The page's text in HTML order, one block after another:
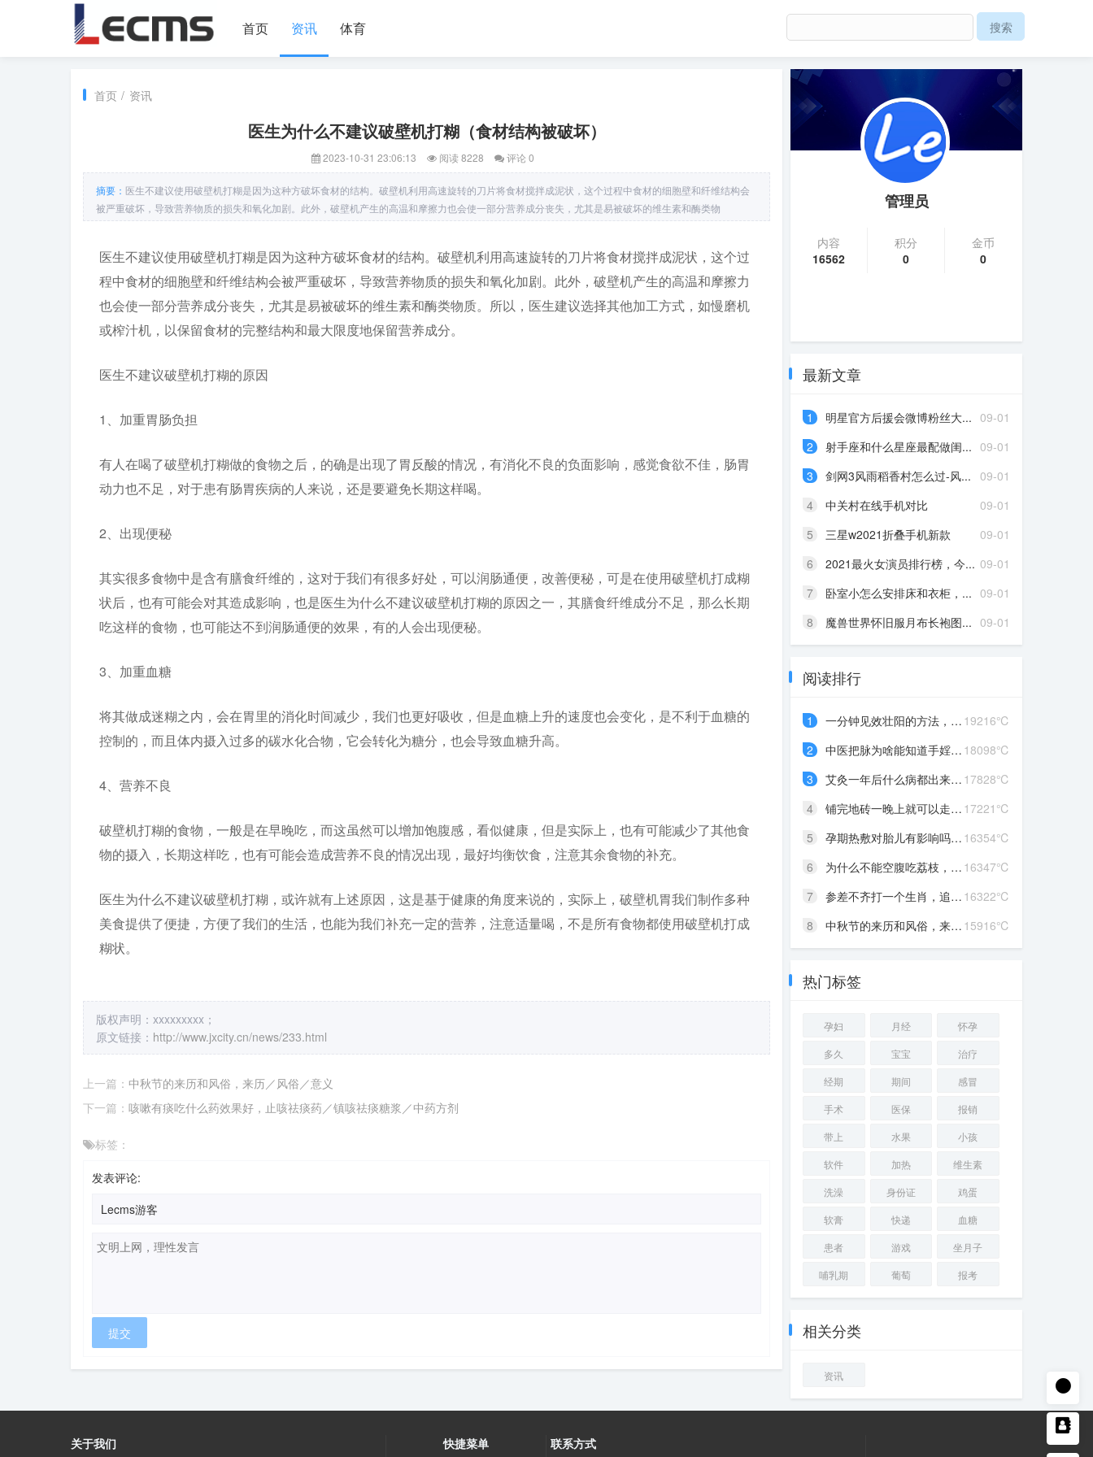
首页 资讯 体育
首页 / 资讯
医生为什么不建议破壁机打糊（食材结构被破坏）
2023-10-31 23:06:13 阅读 8228 评论 0
摘要： 医生不建议使用破壁机打糊是因为这种方破坏食材的结构。破壁机利用高速旋转的刀片将食材搅拌成泥状，这个过程中食材的细胞壁和纤维结构会
被严重破坏，导致营养物质的损失和氧化加剧。此外，破壁机产生的高温和摩擦力也会使一部分营养成分丧失，尤其是易被破坏的维生素和酶类物
医生不建议使用破壁机打糊是因为这种方破坏食材的结构。破壁机利用高速旋转的刀片将食材搅拌成泥状，这个过
程中食材的细胞壁和纤维结构会被严重破坏，导致营养物质的损失和氧化加剧。此外，破壁机产生的高温和摩擦力
也会使一部分营养成分丧失，尤其是易被破坏的维生素和酶类物质。所以，医生建议选择其他加工方式，如慢磨机
或榨汁机，以保留食材的完整结构和最大限度地保留营养成分。
医生不建议破壁机打糊的原因
1、加重胃肠负担
有人在喝了破壁机打糊做的食物之后，的确是出现了胃反酸的情况，有消化不良的负面影响，感觉食欲不佳，肠胃
动力也不足，对于患有肠胃疾病的人来说，还是要避免长期这样喝。
2、出现便秘
其实很多食物中是含有膳食纤维的，这对于我们有很多好处，可以润肠通便，改善便秘，可是在使用破壁机打成糊
状后，也有可能会对其造成影响，也是医生为什么不建议破壁机打糊的原因之一，其膳食纤维成分不足，那么长期
吃这样的食物，也可能达不到润肠通便的效果，有的人会出现便秘。
3、加重血糖
将其做成迷糊之内，会在胃里的消化时间减少，我们也更好吸收，但是血糖上升的速度也会变化，是不利于血糖的
控制的，而且体内摄入过多的碳水化合物，它会转化为糖分，也会导致血糖升高。
4、营养不良
破壁机打糊的食物，一般是在早晚吃，而这虽然可以增加饱腹感，看似健康，但是实际上，也有可能减少了其他食
物的摄入，长期这样吃，也有可能会造成营养不良的情况出现，最好均衡饮食，注意其余食物的补充。
医生为什么不建议破壁机打糊，或许就有上述原因，这是基于健康的角度来说的，实际上，破壁机胃我们制作多种
美食提供了便捷，方便了我们的生活，也能为我们补充一定的营养，注意适量喝，不是所有食物都使用破壁机打成
糊状。
版权声明：xxxxxxxxx；
原文链接： http://www.jxcity.cn/news/233.html
上一篇： 中秋节的来历和风俗，来历／风俗／意义
下一篇： 咳嗽有痰吃什么药效果好，止咳祛痰药／镇咳祛痰糖浆／中药方剂
标签：
发表评论:
管理员
内容
16562
积分
0
金币
0
最新文章
09-01
1
明星官方后援会微博粉丝大...
09-01
2
射手座和什么星座最配做闺...
09-01
3
剑网3风雨稻香村怎么过-风...
09-01
4
中关村在线手机对比
09-01
5
三星w2021折叠手机新款
09-01
6
2021最火女演员排行榜，今...
09-01
7
卧室小怎么安排床和衣柜，...
09-01
8 魔兽世界怀旧服月布长袍图...
阅读排行
19216℃
1
一分钟见效壮阳的方法，“...
18098℃
2
中医把脉为啥能知道手婬，...
17828℃
3
艾灸一年后什么病都出来了...
17221℃
4
铺完地砖一晚上就可以走了...
16354℃
5
孕期热敷对胎儿有影响吗?知...
16347℃
6
为什么不能空腹吃荔枝，性...
16322℃
7
参差不齐打一个生肖，追求...
15916℃
8 中秋节的来历和风俗，来历...
热门标签
孕妇 月经
怀孕
多久
宝宝
治疗
经期
期间
感冒
手术
医保
报销
带上
水果
小孩
软件
加热
维生素
洗澡
身份证
鸡蛋
软膏
快递
血糖
患者
游戏
坐月子
哺乳期
葡萄 报考
相关分类
资讯
关于我们 快捷菜单 联系方式